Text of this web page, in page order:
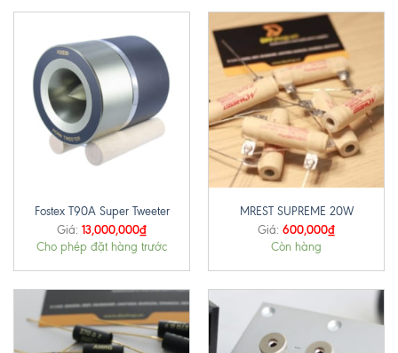
Fostex T90A Super Tweeter
Giá: 13,000,000₫
Cho phép đặt hàng trước
MREST SUPREME 20W
Giá: 600,000₫
Còn hàng